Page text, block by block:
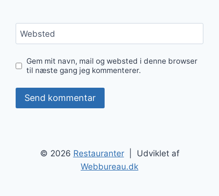
Websted
Gem mit navn, mail og websted i denne browser
til næste gang jeg kommenterer.
© 2026 Restauranter| Udviklet af
Webbureau.dk